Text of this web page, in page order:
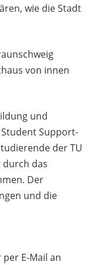
wie die Stadt
von innen
und
Support-
der TU
durch das
Der
und die
E-Mail an